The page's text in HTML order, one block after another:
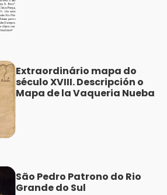
Extraordinário mapa do
século XVIII. Descripción o
Mapa de la Vaqueria Nueba
São Pedro Patrono do Rio
Grande do Sul